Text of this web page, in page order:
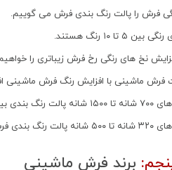
فرش را پالت رنگ بندی فرش می گوییم.
۵ تا ۱۰ رنگ هستند.
نخ های رنگی رخ فرش زیباتری را
فرش ماشینی با افزایش رنگ فرش ماشینی
۸ تا ۱۰ رنگ است.
۵ تا ۶ رنگ است.
برند فرش ماشینی